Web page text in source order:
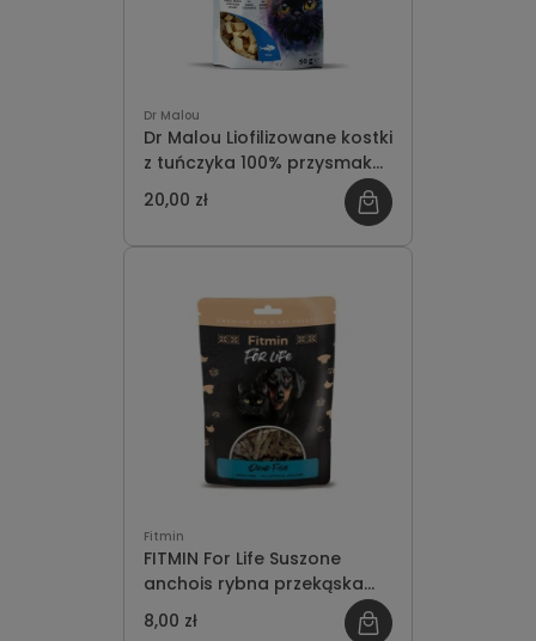
Dr Malou
Dr Malou Liofilizowane kostki
z tuńczyka 100% przysmak
dla kotów 50g
20,00 zł
Fitmin
FITMIN For Life Suszone
anchois rybna przekąska
dla psów i kotów 50g
8,00 zł